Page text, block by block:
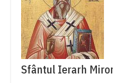
Sfântul Ierarh